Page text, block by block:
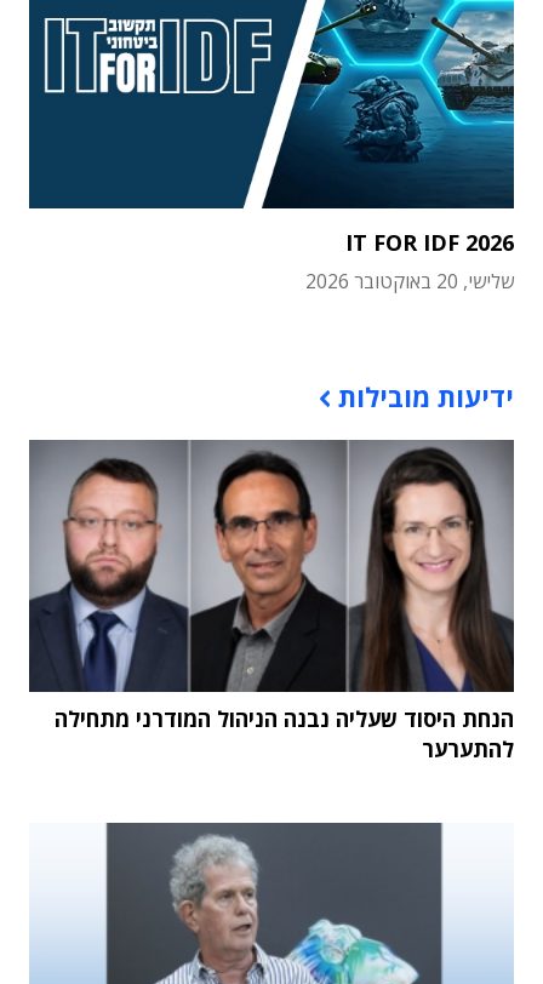
IT FOR IDF 2026
שלישי, 20 באוקטובר 2026
ידיעות מובילות
הנחת היסוד שעליה נבנה הניהול המודרני מתחילה
להתערער